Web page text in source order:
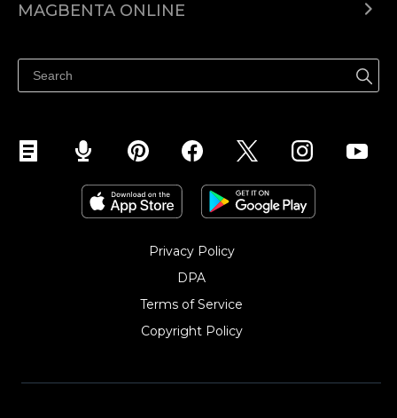
Help center
MAGBENTA ONLINE
Ibenta sa Facebook
Privacy Policy
DPA
Terms of Service
Copyright Policy‎